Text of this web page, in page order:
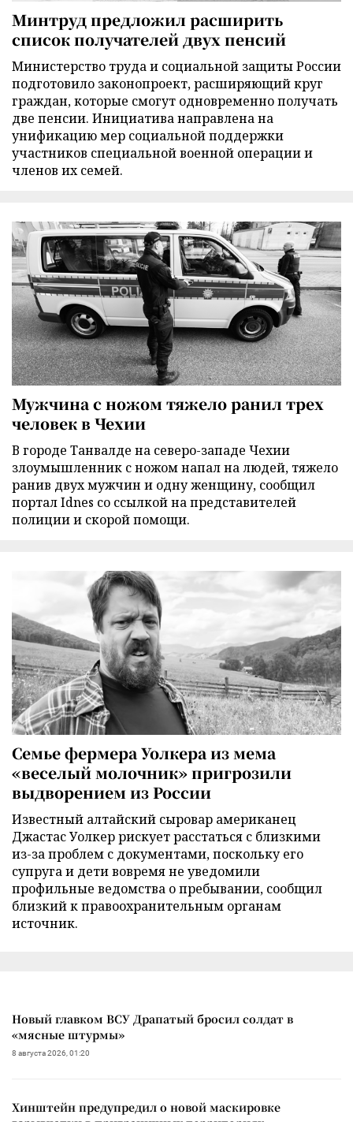
Минтруд предложил расширить
список получателей двух пенсий
Министерство труда и социальной защиты России
подготовило законопроект, расширяющий круг
граждан, которые смогут одновременно получать
две пенсии. Инициатива направлена на
унификацию мер социальной поддержки
участников специальной военной операции и
членов их семей.
Мужчина с ножом тяжело ранил трех
человек в Чехии
В городе Танвалде на северо-западе Чехии
злоумышленник с ножом напал на людей, тяжело
ранив двух мужчин и одну женщину, сообщил
портал Idnes со ссылкой на представителей
полиции и скорой помощи.
Семье фермера Уолкера из мема
«веселый молочник» пригрозили
выдворением из России
Известный алтайский сыровар американец
Джастас Уолкер рискует расстаться с близкими
из-за проблем с документами, поскольку его
супруга и дети вовремя не уведомили
профильные ведомства о пребывании, сообщил
близкий к правоохранительным органам
источник.
Новый главком ВСУ Драпатый бросил солдат в
«мясные штурмы»
8 августа 2026, 01:20
Хинштейн предупредил о новой маскировке